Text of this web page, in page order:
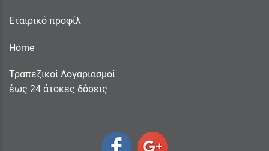
Εταιρικό προφίλ
Home
Τραπεζικοί Λογαριασμοί
έως 24 άτοκες δόσεις